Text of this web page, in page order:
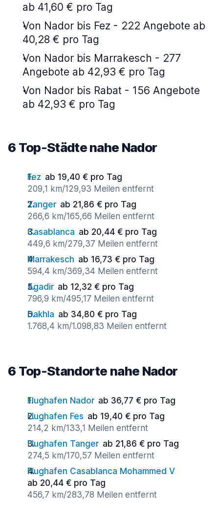
ab 41,60 € pro Tag
Von Nador bis Fez - 222 Angebote ab
40,28 € pro Tag
Von Nador bis Marrakesch - 277
Angebote ab 42,93 € pro Tag
Von Nador bis Rabat - 156 Angebote
ab 42,93 € pro Tag
6 Top-Städte nahe Nador
Fez ab 19,40 € pro Tag
209,1 km/129,93 Meilen entfernt
Tanger ab 21,86 € pro Tag
266,6 km/165,66 Meilen entfernt
Casablanca ab 20,44 € pro Tag
449,6 km/279,37 Meilen entfernt
Marrakesch ab 16,73 € pro Tag
594,4 km/369,34 Meilen entfernt
Agadir ab 12,32 € pro Tag
796,9 km/495,17 Meilen entfernt
Dakhla ab 34,80 € pro Tag
1.768,4 km/1.098,83 Meilen entfernt
6 Top-Standorte nahe Nador
Flughafen Nador ab 36,77 € pro Tag
Flughafen Fes ab 19,40 € pro Tag
214,2 km/133,1 Meilen entfernt
Flughafen Tanger ab 21,86 € pro Tag
274,5 km/170,57 Meilen entfernt
Flughafen Casablanca Mohammed V
ab 20,44 € pro Tag
456,7 km/283,78 Meilen entfernt